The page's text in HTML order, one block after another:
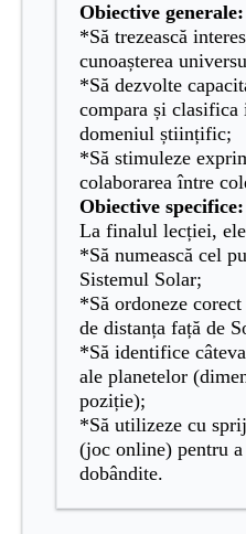
Obiective generale:
*Să trezească
cunoașterea
*Să dezvolte
compara și
domeniul științific;
*Să stimuleze
colaborarea între
Obiective specifice:
La finalul lecției,
*Să numească cel
Sistemul Solar;
*Să ordoneze
de distanța față de
*Să identifice
ale planetelor
poziție);
*Să utilizeze cu
(joc online) pentru
dobândite.